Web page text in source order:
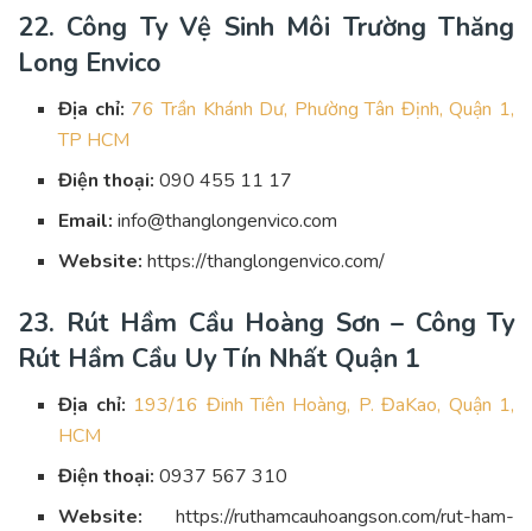
22. Công Ty Vệ Sinh Môi Trường Thăng
Long Envico
Địa chỉ: 76 Trần Khánh Dư, Phường Tân Định, Quận 1,
TP HCM
Điện thoại: 090 455 11 17
Email: info@thanglongenvico.com
Website: https://thanglongenvico.com/
23. Rút Hầm Cầu Hoàng Sơn – Công Ty
Rút Hầm Cầu Uy Tín Nhất Quận 1
Địa chỉ: 193/16 Đinh Tiên Hoàng, P. ĐaKao, Quận 1,
HCM
Điện thoại: 0937 567 310
Website: https://ruthamcauhoangson.com/rut-ham-